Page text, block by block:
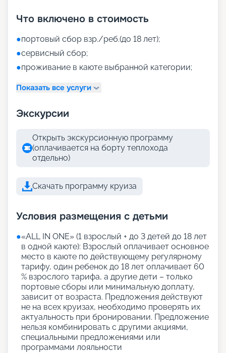
Что включено в стоимость
●портовый сбор взр./реб.(до 18 лет);
●сервисный сбор;
●проживание в каюте выбранной категории;
Показать все услуги
Экскурсии
Открыть экскурсионную программу
(оплачивается на борту теплохода
отдельно)
Скачать программу круиза
Условия размещения с детьми
●«АLL IN ONE» (1 взрослый + до 3 детей до 18 лет
в одной каюте): Взрослый оплачивает основное
место в каюте по действующему регулярному
тарифу, один ребенок до 18 лет оплачивает 60
% взрослого тарифа, а другие дети – только
портовые сборы или минимальную доплату,
зависит от возраста. Предложения действуют
не на всех круизах, необходимо проверять их
актуальность при бронировании. Предложение
нельзя комбинировать с другими акциями,
специальными предложениями или
программами лояльности